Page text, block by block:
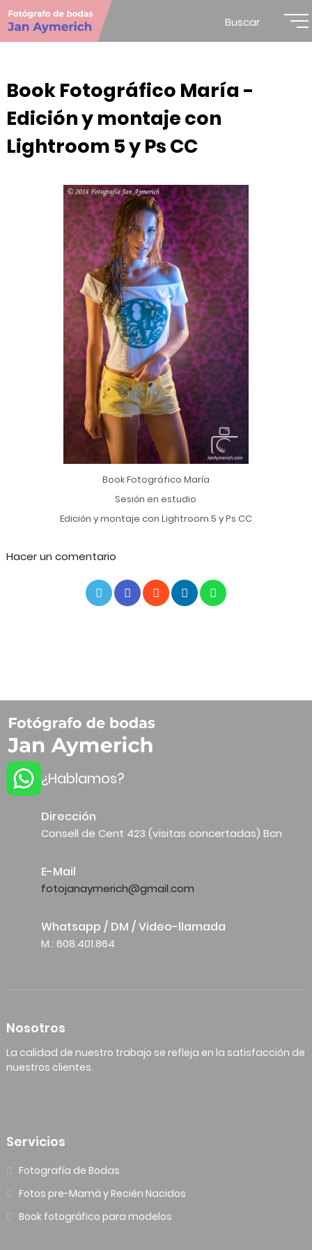
Buscar
Book Fotográfico María -
Edición y montaje con
Lightroom 5 y Ps CC
Book Fotográfico María
Sesión en estudio
Edición y montaje con Lightroom 5 y Ps CC
Hacer un comentario
¿Hablamos?
Dirección
Consell de Cent 423 (visitas concertadas) Bcn
E-Mail
fotojanaymerich@gmail.com
Whatsapp / DM / Video-llamada
M.: 608.401.864
Nosotros
La calidad de nuestro trabajo se refleja en la satisfacción de
nuestros clientes.
Servicios
Fotografía de Bodas
Fotos pre-Mamá y Recién Nacidos
Book fotográfico para modelos